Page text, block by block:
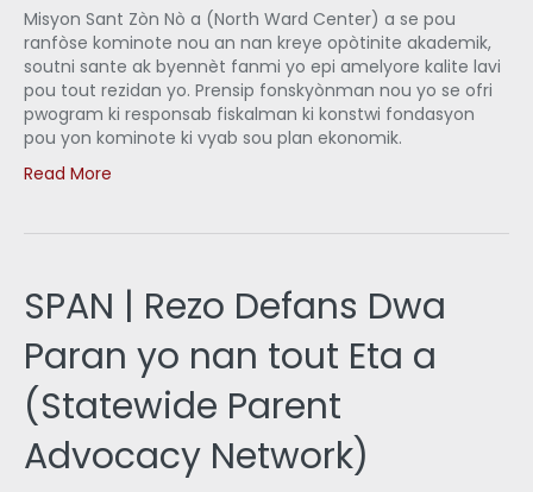
Misyon Sant Zòn Nò a (North Ward Center) a se pou
ranfòse kominote nou an nan kreye opòtinite akademik,
soutni sante ak byennèt fanmi yo epi amelyore kalite lavi
pou tout rezidan yo. Prensip fonskyònman nou yo se ofri
pwogram ki responsab fiskalman ki konstwi fondasyon
pou yon kominote ki vyab sou plan ekonomik.
Read More
SPAN | Rezo Defans Dwa
Paran yo nan tout Eta a
(Statewide Parent
Advocacy Network)